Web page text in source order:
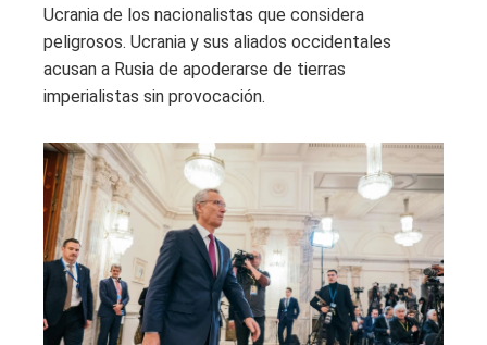
Ucrania de los nacionalistas que considera
peligrosos. Ucrania y sus aliados occidentales
acusan a Rusia de apoderarse de tierras
imperialistas sin provocación.